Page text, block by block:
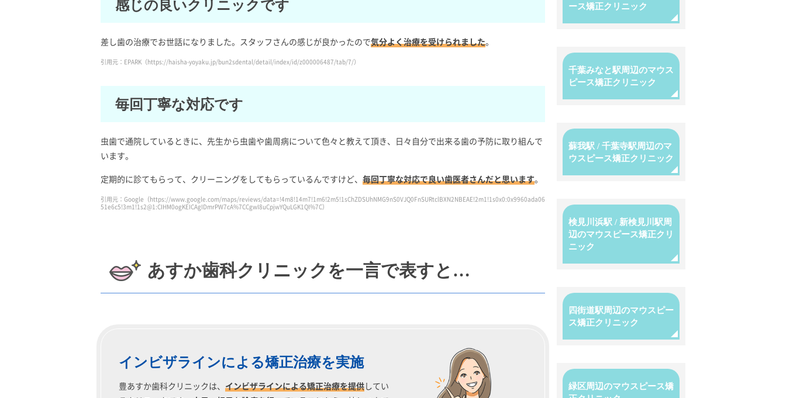
感じの良いクリニックです
差し歯の治療でお世話になりました。スタッフさんの感じが良かったので気分よく治療を受けられました。
引用元：EPARK（https://haisha-yoyaku.jp/bun2sdental/detail/index/id/z000006487/tab/7/）
毎回丁寧な対応です
虫歯で通院しているときに、先生から虫歯や歯周病について色々と教えて頂き、日々自分で出来る歯の予防に取り組んで
います。
定期的に診てもらって、クリーニングをしてもらっているんですけど、 毎回丁寧な対応で良い歯医者さんだと思います。
引用元：Google（https://www.google.com/maps/reviews/data=!4m8!14m7!1m6!2m5!1sChZDSUhNMG9nS0VJQ0FnSURtclBXN2NBEAE!2m1!1s0x0:0x9960ada06
51e6c5!3m1!1s2@1:CIHM0ogKEICAgIDmrPW7cA%7CCgwI8uCpjwYQuLGK1QI%7C）
あすか歯科クリニックを一言で表すと…
インビザラインによる矯正治療を実施
豊あすか歯科クリニックは、 インビザラインによる矯正治療を提供してい
ース矯正クリニック
千葉みなと駅周辺のマウス
ピース矯正クリニック
蘇我駅 / 千葉寺駅周辺のマ
ウスピース矯正クリニック
検見川浜駅 / 新検見川駅周
辺のマウスピース矯正クリ
ニック
四街道駅周辺のマウスピー
ス矯正クリニック
緑区周辺のマウスピース矯